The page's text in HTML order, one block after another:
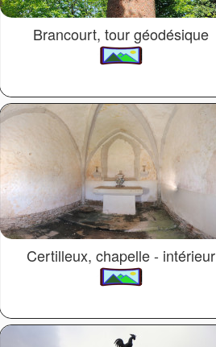
Brancourt, tour géodésique
Certilleux, chapelle - intérieur